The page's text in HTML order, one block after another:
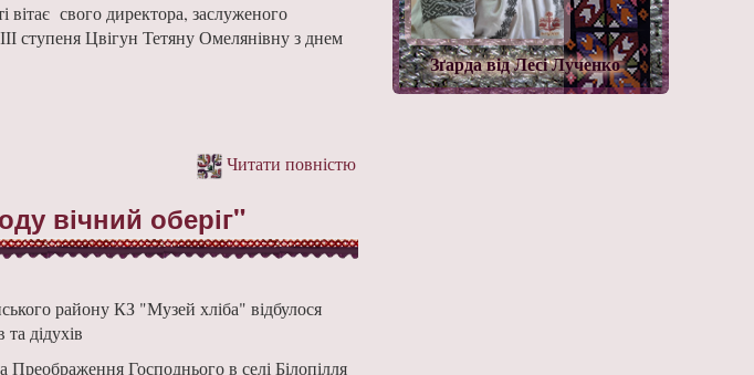
Зґарда від Лесі Лученко
вітає свого директора, заслуженого
ступеня Цвігун Тетяну Омелянівну з днем
Читати повністю
вічний оберіг"
району КЗ "Музей хліба" відбулося
дідухів
Преображення Господнього в селі Білопілля